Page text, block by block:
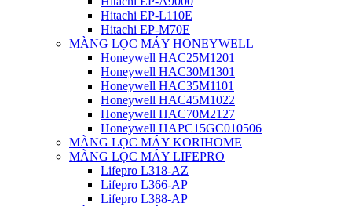
Hitachi EP-L110E
Hitachi EP-M70E
MÀNG LỌC MÁY HONEYWELL
Honeywell HAC25M1201
Honeywell HAC30M1301
Honeywell HAC35M1101
Honeywell HAC45M1022
Honeywell HAC70M2127
Honeywell HAPC15GC010506
MÀNG LỌC MÁY KORIHOME
MÀNG LỌC MÁY LIFEPRO
Lifepro L318-AZ
Lifepro L366-AP
Lifepro L388-AP